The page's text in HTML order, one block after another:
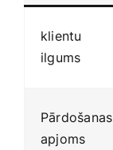
klientu⁣
ilgums
Pārdošanas
apjoms